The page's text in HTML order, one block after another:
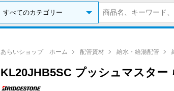
あらいショップ ホーム 配管資材 給水・給湯配管
KL20JHB5SC プッシュマスター